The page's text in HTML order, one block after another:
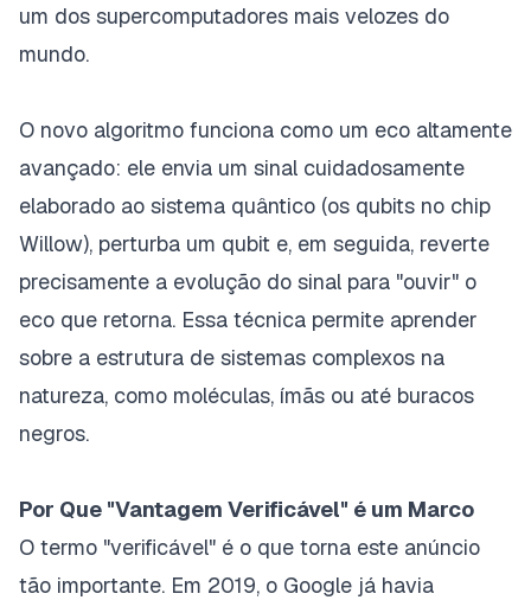
um dos supercomputadores mais velozes do
mundo.
O novo algoritmo funciona como um eco altamente
avançado: ele envia um sinal cuidadosamente
elaborado ao sistema quântico (os qubits no chip
Willow), perturba um qubit e, em seguida, reverte
precisamente a evolução do sinal para "ouvir" o
eco que retorna. Essa técnica permite aprender
sobre a estrutura de sistemas complexos na
natureza, como moléculas, ímãs ou até buracos
negros.
Por Que "Vantagem Verificável" é um Marco
O termo "verificável" é o que torna este anúncio
tão importante. Em 2019, o Google já havia